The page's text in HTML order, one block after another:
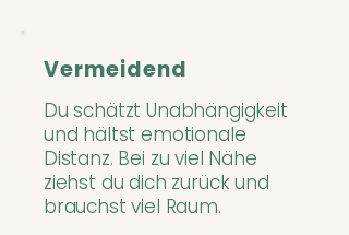
Vermeidend
Du schätzt Unabhängigkeit
und hältst emotionale
Distanz. Bei zu viel Nähe
ziehst du dich zurück und
brauchst viel Raum.